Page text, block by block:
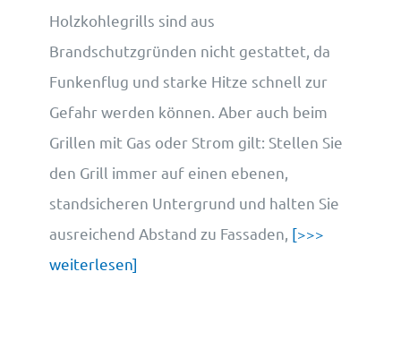
Holzkohlegrills sind aus
Brandschutzgründen nicht gestattet, da
Funkenflug und starke Hitze schnell zur
Gefahr werden können. Aber auch beim
Grillen mit Gas oder Strom gilt: Stellen Sie
den Grill immer auf einen ebenen,
standsicheren Untergrund und halten Sie
ausreichend Abstand zu Fassaden, [>>>
weiterlesen]